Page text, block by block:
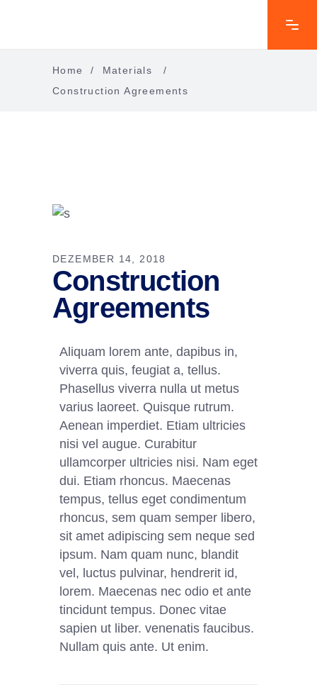
Home / Materials
/
Construction Agreements
DEZEMBER 14, 2018
Construction
Agreements
Aliquam lorem ante, dapibus in,
viverra quis, feugiat a, tellus.
Phasellus viverra nulla ut metus
varius laoreet. Quisque rutrum.
Aenean imperdiet. Etiam ultricies
nisi vel augue. Curabitur
ullamcorper ultricies nisi. Nam eget
dui. Etiam rhoncus. Maecenas
tempus, tellus eget condimentum
rhoncus, sem quam semper libero,
sit amet adipiscing sem neque sed
ipsum. Nam quam nunc, blandit
vel, luctus pulvinar, hendrerit id,
lorem. Maecenas nec odio et ante
tincidunt tempus. Donec vitae
sapien ut liber. venenatis faucibus.
Nullam quis ante. Ut enim.